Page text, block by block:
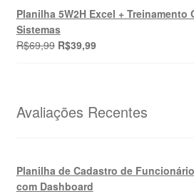
original
era:
R$69,99.
atual
é:
R$39,99.
Planilha 5W2H Excel + Treinamento
Sistemas
R$69,99 O
R$69,99.
R$39,99O
R$39,99.
Avaliações Recentes
Planilha de Cadastro de
com Dashboard